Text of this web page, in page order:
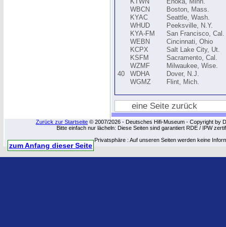
KTWN
Enoka, Minn.
WBCN
Boston, Mass.
KYAC
Seattle, Wash.
WHUD
Peeksville, N.Y.
KYA-FM
San Francisco, Cal.
WEBN
Cincinnati, Ohio
KCPX
Salt Lake City, Ut.
KSFM
Sacramento, Cal.
WZMF
Milwaukee, Wise.
40
WDHA
Dover, N.J.
WGMZ
Flint, Mich.
eine Seite zurück
Zurück zur Startseite © 2007/2026 - Deutsches Hifi-Museum - Copyright by
Bitte einfach nur lächeln: Diese Seiten sind garantiert RDE / IPW
Privatsphäre : Auf unseren Seiten werden keine
zum Anfang dieser Seite